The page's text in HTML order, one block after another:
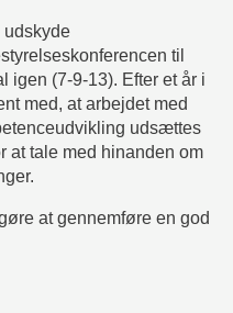
udskyde
til
igen (7-9-13). Efter et år i
med, at arbejdet med
udsættes
at tale med hinanden om
at gennemføre en god